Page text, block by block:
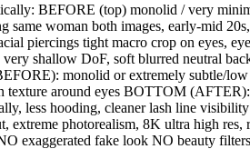
BEFORE (top) monolid / very
woman both images, early-mid
piercings tight macro crop on eyes,
very shallow DoF, soft blurred neutral
monolid or extremely subtle/
around eyes BOTTOM
less hooding, cleaner lash line
photorealism, 8K ultra high
exaggerated fake look NO beauty